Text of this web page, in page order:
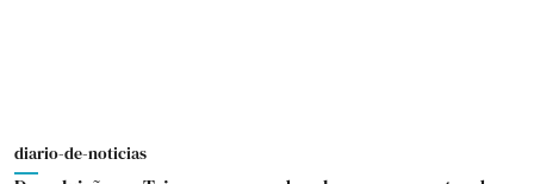
diario-de-noticias